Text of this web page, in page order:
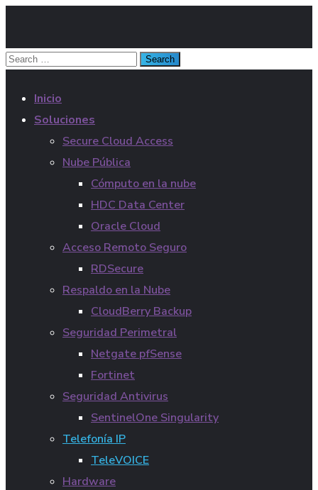
Inicio
Soluciones
Secure Cloud Access
Nube Pública
Cómputo en la nube
HDC Data Center
Oracle Cloud
Acceso Remoto Seguro
RDSecure
Respaldo en la Nube
CloudBerry Backup
Seguridad Perimetral
Netgate pfSense
Fortinet
Seguridad Antivirus
SentinelOne Singularity
Telefonía IP
TeleVOICE
Hardware